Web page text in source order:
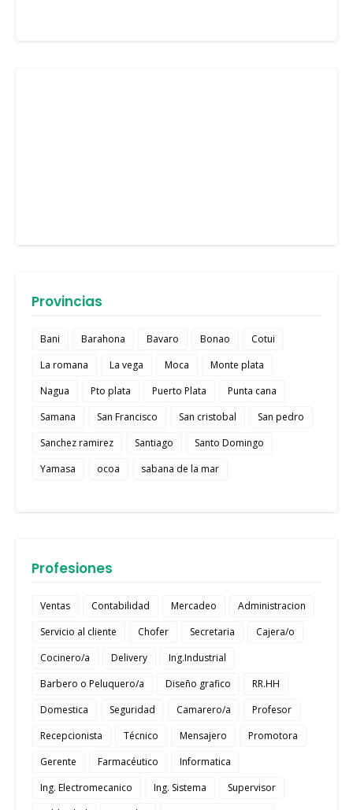
Provincias
Bani Barahona Bavaro Bonao
Cotui
La romana
La vega Moca
Monte plata
Nagua
Pto plata Puerto Plata
Punta cana
Samana
San Francisco San cristobal
San pedro
Sanchez ramirez
Santiago
Santo Domingo
Yamasa
ocoa sabana de la mar
Profesiones
Ventas Contabilidad Mercadeo
Administracion
Servicio al cliente
Chofer Secretaria
Cajera/o
Cocinero/a
Delivery
Ing.Industrial
Barbero o Peluquero/a
Diseño grafico
RR.HH
Domestica
Seguridad Camarero/a
Profesor
Recepcionista
Técnico Mensajero
Promotora
Gerente
Farmacéutico
Informatica
Ing. Electromecanico
Ing. Sistema
Supervisor